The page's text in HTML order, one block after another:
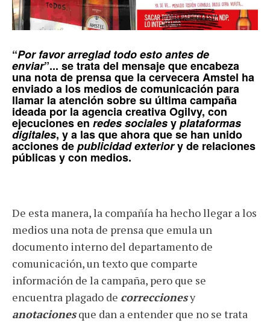
“Por favor arreglad todo esto antes de
enviar”... se trata del mensaje que encabeza
una nota de prensaque la cerveceraAmstel ha
enviado a los medios de comunicación para
llamar la atención sobre su última campaña
ideada por la agencia creativaOgilvy, con
ejecuciones enredes socialesyplataformas
digitales, y a las que ahora que se han unido
acciones depublicidad exteriory de relaciones
públicas y con medios.
De esta manera, la compañía ha hecho llegar a los
medios una nota de prensa que emula un
documento interno del departamento de
comunicación, un texto que comparte
información de la campaña, pero que se
encuentra plagado de correccionesy
anotacionesque dan a entender que no se trata